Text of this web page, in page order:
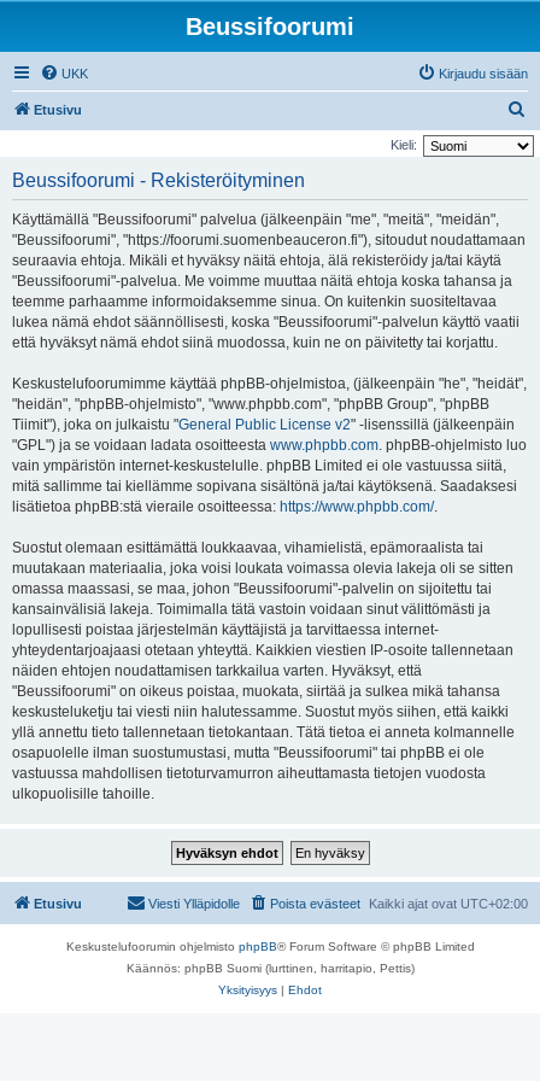
Beussifoorumi
UKK Kirjaudu sisään
Etusivu
t
Kieli:
Beussifoorumi - Rekisteröityminen
Käyttämällä "Beussifoorumi" palvelua (jälkeenpäin "me", "meitä", "meidän",
"Beussifoorumi", "https://foorumi.suomenbeauceron.fi"), sitoudut noudattamaan
seuraavia ehtoja. Mikäli et hyväksy näitä ehtoja, älä rekisteröidy ja/tai käytä
"Beussifoorumi"-palvelua. Me voimme muuttaa näitä ehtoja koska tahansa ja
teemme parhaamme informoidaksemme sinua. On kuitenkin suositeltavaa
lukea nämä ehdot säännöllisesti, koska "Beussifoorumi"-palvelun käyttö vaatii
että hyväksyt nämä ehdot siinä muodossa, kuin ne on päivitetty tai korjattu.
Keskustelufoorumimme käyttää phpBB-ohjelmistoa, (jälkeenpäin "he", "heidät",
"heidän", "phpBB-ohjelmisto", "www.phpbb.com", "phpBB Group", "phpBB
Tiimit"), joka on julkaistu "General Public License v2" -lisenssillä (jälkeenpäin
"GPL") ja se voidaan ladata osoitteesta www.phpbb.com. phpBB-ohjelmisto luo
vain ympäristön internet-keskustelulle. phpBB Limited ei ole vastuussa siitä,
mitä sallimme tai kiellämme sopivana sisältönä ja/tai käytöksenä. Saadaksesi
lisätietoa phpBB:stä vieraile osoitteessa: https://www.phpbb.com/.
Suostut olemaan esittämättä loukkaavaa, vihamielistä, epämoraalista tai
muutakaan materiaalia, joka voisi loukata voimassa olevia lakeja oli se sitten
omassa maassasi, se maa, johon "Beussifoorumi"-palvelin on sijoitettu tai
kansainvälisiä lakeja. Toimimalla tätä vastoin voidaan sinut välittömästi ja
lopullisesti poistaa järjestelmän käyttäjistä ja tarvittaessa internet-
yhteydentarjoajaasi otetaan yhteyttä. Kaikkien viestien IP-osoite tallennetaan
näiden ehtojen noudattamisen tarkkailua varten. Hyväksyt, että
"Beussifoorumi" on oikeus poistaa, muokata, siirtää ja sulkea mikä tahansa
keskusteluketju tai viesti niin halutessamme. Suostut myös siihen, että kaikki
yllä annettu tieto tallennetaan tietokantaan. Tätä tietoa ei anneta kolmannelle
osapuolelle ilman suostumustasi, mutta "Beussifoorumi" tai phpBB ei ole
vastuussa mahdollisen tietoturvamurron aiheuttamasta tietojen vuodosta
ulkopuolisille tahoille.
Etusivu Kaikki ajat ovat UTC+02:00
Poista evästeet
Viesti Ylläpidolle
Keskustelufoorumin ohjelmisto phpBB® Forum Software © phpBB Limited
Käännös: phpBB Suomi (lurttinen, harritapio, Pettis)
Yksityisyys | Ehdot